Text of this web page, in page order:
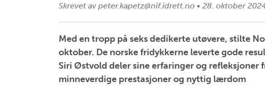
Skrevet av peter.kapetz@nif.idrett.no • 28. oktober
Med en tropp på seks dedikerte utøvere, stilte
oktober. De norske fridykkerne leverte gode
Siri Østvold deler sine erfaringer og refleksjoner
minneverdige prestasjoner og nyttig lærdom